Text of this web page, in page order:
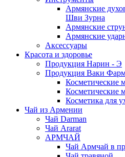
Армянские
Шви Зурна
Армянские
Армянские
Аксессуары
Красота и здоровье
Продукция Нарин - Э
Продукция Ваки
Косметические
Косметические
Косметика для
Чай из Армении
Чай Darman
Чай Ararat
АРМЧАЙ
Чай Армчай в